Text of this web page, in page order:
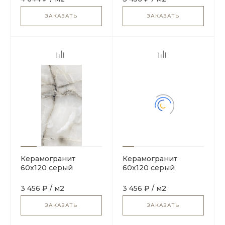
Onyx Grey
ЗАКАЗАТЬ
Natural
ЗАКАЗАТЬ
Керамогранит
60х120 серый
HG Glossy Onyx
Gainsburo
3 456 ₽ / м2
ЗАКАЗАТЬ
Керамогранит
60х120 серый
HG Glossy Mirror
Nero
3 456 ₽ / м2
ЗАКАЗАТЬ